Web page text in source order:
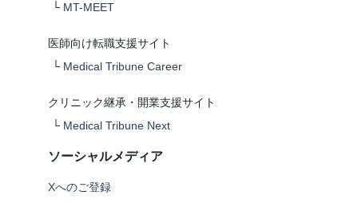
└ MT-MEET
医師向け転職支援サイト
└ Medical Tribune Career
クリニック継承・開業支援サイト
└ Medical Tribune Next
ソーシャルメディア
Xへのご登録